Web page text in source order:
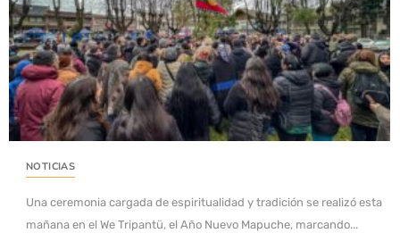
NOTICIAS
Una ceremonia cargada de espiritualidad y tradición se realizó esta
mañana en el We Tripantü, el Año Nuevo Mapuche, marcando...